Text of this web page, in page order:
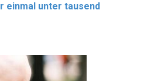
einmal unter tausend